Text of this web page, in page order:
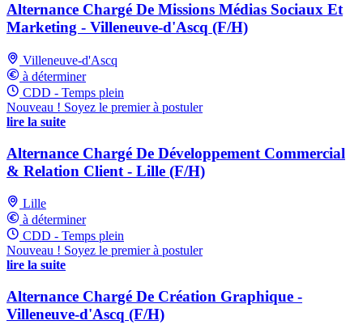
Alternance Chargé De Missions Médias Sociaux Et
Marketing - Villeneuve-d'Ascq (F/H)
Villeneuve-d'Ascq
à déterminer
CDD - Temps plein
Nouveau ! Soyez le premier à postuler
lire la suite
Alternance Chargé De Développement Commercial
& Relation Client - Lille (F/H)
Lille
à déterminer
CDD - Temps plein
Nouveau ! Soyez le premier à postuler
lire la suite
Alternance Chargé De Création Graphique -
Villeneuve-d'Ascq (F/H)